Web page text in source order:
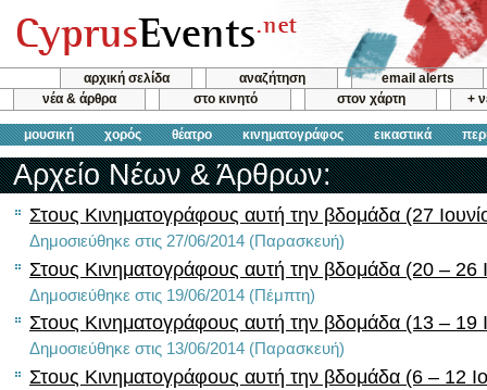
αρχική σελίδα αναζήτηση
email alerts
νέα & άρθρα
στο κινητό στον χάρτη +
μουσική χορός θέατρο κινηματογράφος εικαστικά
Αρχείο Νέων & Άρθρων:
Στους Κινηματογράφους αυτή την βδομάδα (27
Δημοσιεύθηκε στις 27/06/2014 (Παρασκευή)
Στους Κινηματογράφους αυτή την βδομάδα (20 – 26
Δημοσιεύθηκε στις 19/06/2014 (Πέμπτη)
Στους Κινηματογράφους αυτή την βδομάδα (13 – 19
Δημοσιεύθηκε στις 13/06/2014 (Παρασκευή)
Στους Κινηματογράφους αυτή την βδομάδα (6 – 12